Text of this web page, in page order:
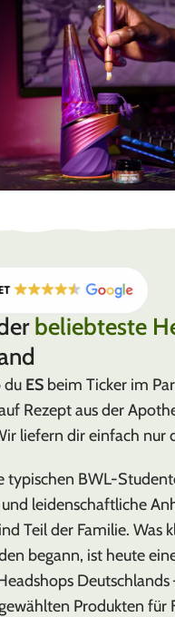
beliebteste
du ES beim Ticker im
Rezept aus der
liefern dir einfach nur
typischen BWL-
leidenschaftliche
Teil der Familie. Was
begann, ist heute
Produkten für